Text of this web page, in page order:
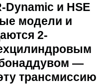
Dynamic и HSE
модели и
2-
—
трансмиссию